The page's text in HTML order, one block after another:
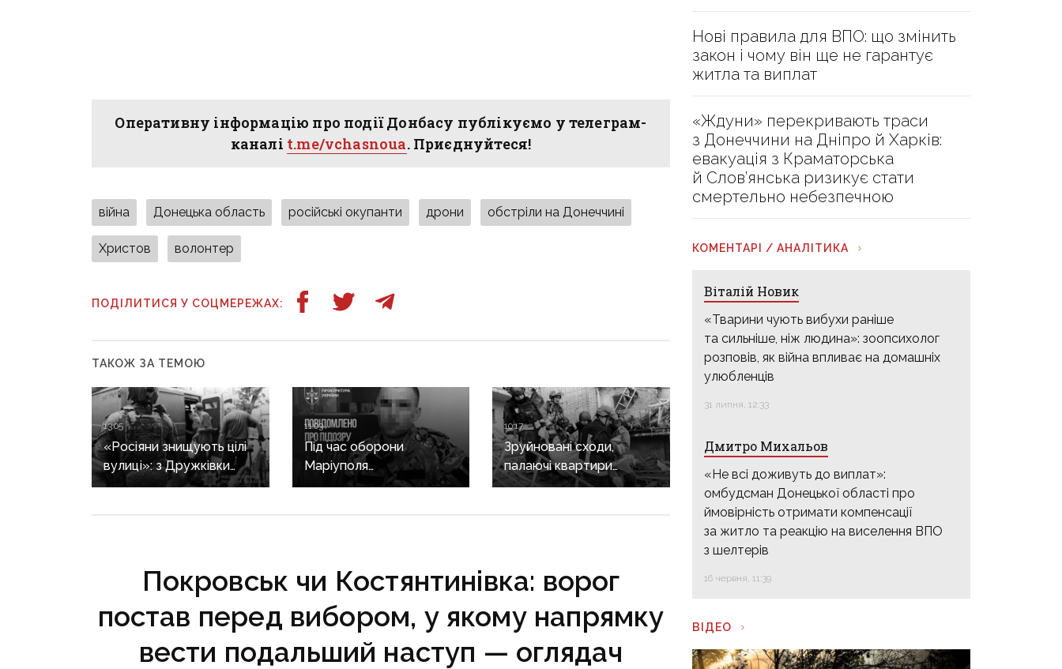
Оперативну інформацію про події Донбасу публікуємо у телеграм-
каналі t.me/vchasnoua. Приєднуйтеся!
війна Донецька область російські окупанти дрони обстріли на Донеччині
Христов волонтер
ПОДІЛИТИСЯ У СОЦМЕРЕЖАХ:
ТАКОЖ ЗА ТЕМОЮ
13:05
«Росіяни знищують цілі
вулиці»: з Дружківки
триває евакуація, одна з
11:03
Під час оборони
Маріуполя
дезертирував і
10:17
Зруйновані сходи,
палаючі квартири
й провалля під ногами:
Покровськ чи Костянтинівка: ворог
постав перед вибором, у якому напрямку
вести подальший наступ — оглядач
Нові правила для ВПО: що змінить
закон і чому він ще не гарантує
житла та виплат
«Ждуни» перекривають траси
з Донеччини на Дніпро й Харків:
евакуація з Краматорська
й Слов’янська ризикує стати
смертельно небезпечною
КОМЕНТАРІ / АНАЛІТИКА
Віталій Новик
«Тварини чують вибухи раніше
та сильніше, ніж людина»: зоопсихолог
розповів, як війна впливає на домашніх
улюбленців
31 липня, 12:33
Дмитро Михальов
«Не всі доживуть до виплат»:
омбудсман Донецької області про
ймовірність отримати компенсації
за житло та реакцію на виселення ВПО
з шелтерів
16 червня, 11:39
ВІДЕО